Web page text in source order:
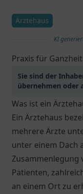
Ärztehaus
KI
Praxis für
Sie sind der
übernehmen oder
Was ist ein
Ein Ärztehaus
mehrere Ärzte
unter einem Dach
Zusammenlegung
Patienten,
an einem Ort zu